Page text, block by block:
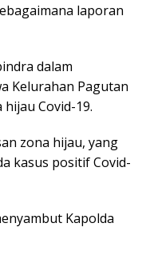
laporan
dalam
Kelurahan Pagutan
Covid-19.
zona hijau, yang
kasus positif Covid-
Kapolda